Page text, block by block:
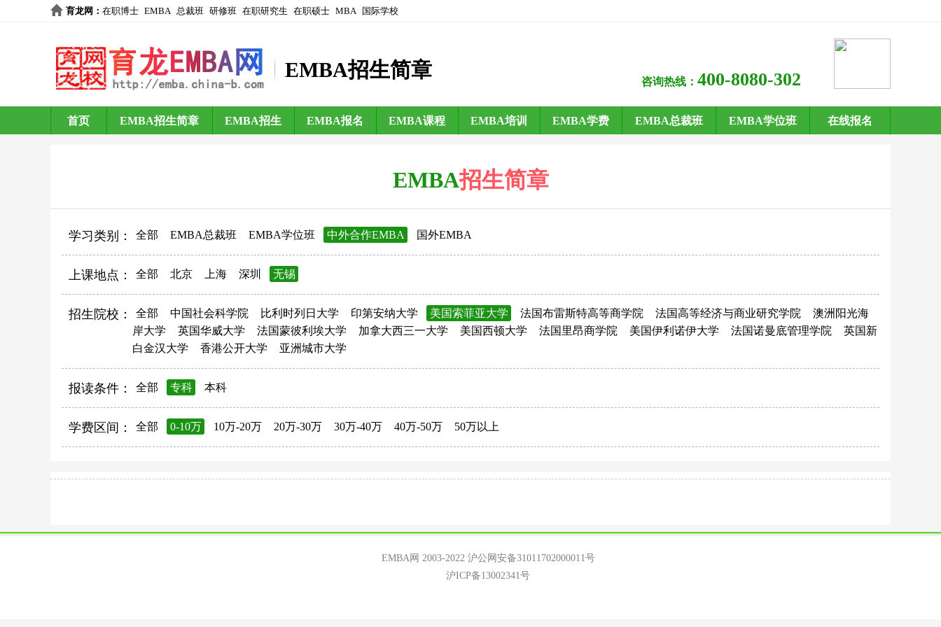
育龙网 ： 在职博士 EMBA 总裁班 研修班 在职研究生 在职硕士 MBA 国际学校
EMBA招生简章
咨询热线： 400-8080-302
首页 EMBA招生简章 EMBA招生 EMBA报名 EMBA课程 EMBA培训 EMBA学费 EMBA总裁班 EMBA学位班 在线报名
EMBA招生简章
学习类别： 全部 EMBA总裁班 EMBA学位班 中外合作EMBA 国外EMBA
上课地点： 全部 北京 上海 深圳 无锡
招生院校： 全部 中国社会科学院 比利时列日大学 印第安纳大学 美国索菲亚大学 法国布雷斯特高等商学院 法国高等经济与商业研究学院
澳洲阳光海
岸大学
英国华威大学 法国蒙彼利埃大学 加拿大西三一大学 美国西顿大学 法国里昂商学院 美国伊利诺伊大学 法国诺曼底管理学院
英国新
白金汉大学
香港公开大学 亚洲城市大学
报读条件： 全部 专科 本科
学费区间： 全部 0-10万 10万-20万 20万-30万 30万-40万 40万-50万 50万以上
EMBA网 2003-2022 沪公网安备31011702000011号
沪ICP备13002341号